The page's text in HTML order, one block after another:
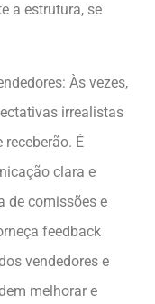
a estrutura, se
Às vezes,
irrealistas
É
clara e
de comissões e
feedback
vendedores e
melhorar e